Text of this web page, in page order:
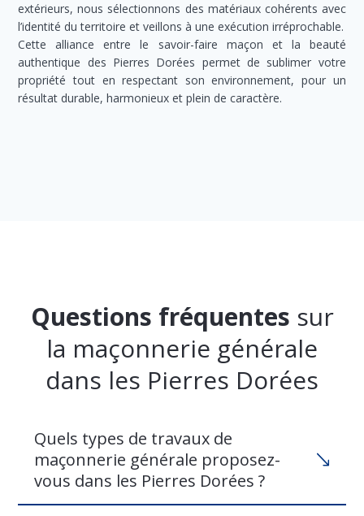
extérieurs, nous sélectionnons des matériaux cohérents avec
l’identité du territoire et veillons à une exécution irréprochable.
Cette alliance entre le savoir-faire maçon et la beauté
authentique des Pierres Dorées permet de sublimer votre
propriété tout en respectant son environnement, pour un
résultat durable, harmonieux et plein de caractère.
Questions fréquentes sur
la maçonnerie générale
dans les Pierres Dorées
Quels types de travaux de
maçonnerie générale proposez-
vous dans les Pierres Dorées ?